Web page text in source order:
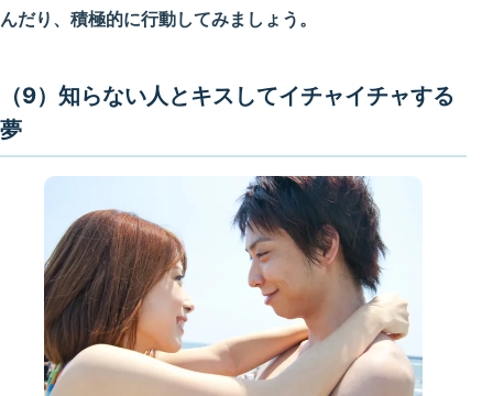
んだり、積極的に行動してみましょう。
（9）知らない人とキスしてイチャイチャする
夢